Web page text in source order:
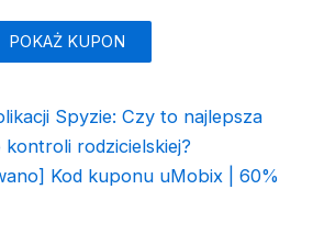
POKAŻ KUPON
Spyzie: Czy to najlepsza
kontroli rodzicielskiej?
Kod kuponu uMobix | 60%